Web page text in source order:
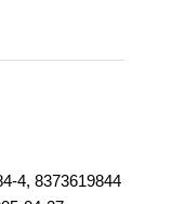
4, 8373619844